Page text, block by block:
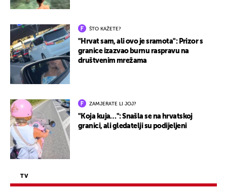
ŠTO KAŽETE?
"Hrvat sam, ali ovo je sramota": Prizor s
granice izazvao burnu raspravu na
društvenim mrežama
ZAMJERATE LI JOJ?
"Koja kuja…": Snašla se na hrvatskoj
granici, ali gledatelji su podijeljeni
TV